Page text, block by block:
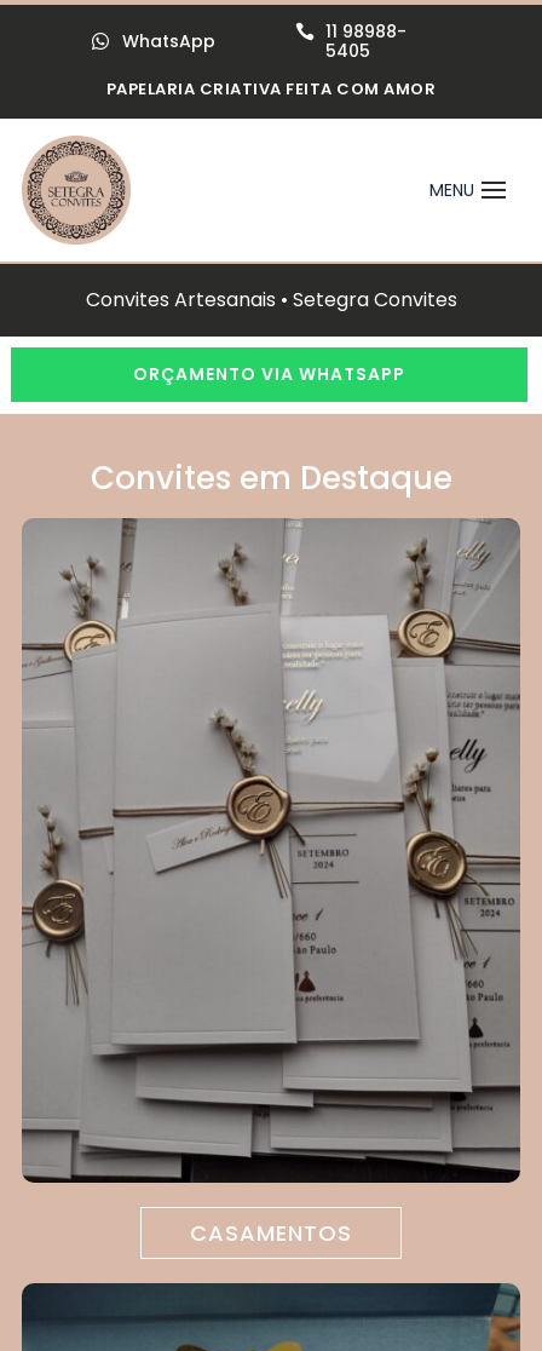
 WhatsApp 
11 98988-
5405
PAPELARIA CRIATIVA FEITA COM AMOR
Convites Artesanais • Setegra Convites
ORÇAMENTO VIA WHATSAPP
Convites em Destaque
CASAMENTOS